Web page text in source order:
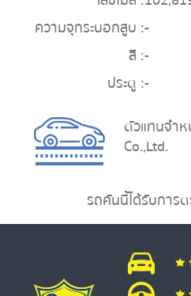
ความจุกระบอกสูบ :-
สี :-
ประตู :-
ตัวแทนจำห
Co.,Ltd.
รถคันนี้ได้รับการ